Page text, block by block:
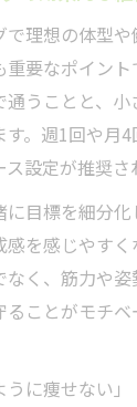
理想の体型
要なポイント
うことと、
。週1回や月
設定が推奨さ
に目標を細分
を感じやす
く、筋力や姿
ことがモチ
に痩せない